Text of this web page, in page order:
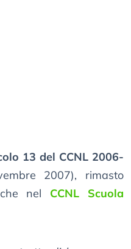
13 del CCNL 2006-
2007), rimasto
nel CCNL Scuola